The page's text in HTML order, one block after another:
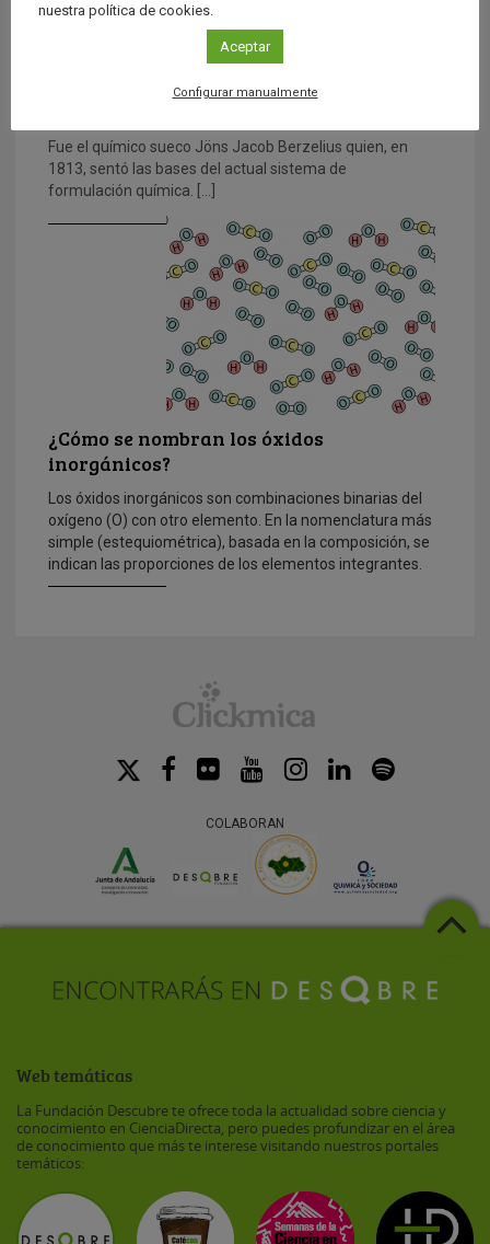
Fue el químico sueco Jöns Jacob Berzelius quien, en
1813, sentó las bases del actual sistema de
formulación química. […]
¿Cómo se nombran los óxidos
inorgánicos?
Los óxidos inorgánicos son combinaciones binarias del
oxígeno (O) con otro elemento. En la nomenclatura más
simple (estequiométrica), basada en la composición, se
indican las proporciones de los elementos integrantes.
COLABORAN
Web temáticas
La Fundación Descubre te ofrece toda la actualidad sobre ciencia y
conocimiento en CienciaDirecta, pero puedes profundizar en el área
de conocimiento que más te interese visitando nuestros portales
temáticos:
nuestra política de cookies.
Aceptar
Configurar manualmente